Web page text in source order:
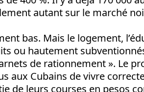
autant sur le marché
bas. Mais le logement,
ou hautement
de rationnement ». Le
aux Cubains de vivre
de leurs courses en pesos